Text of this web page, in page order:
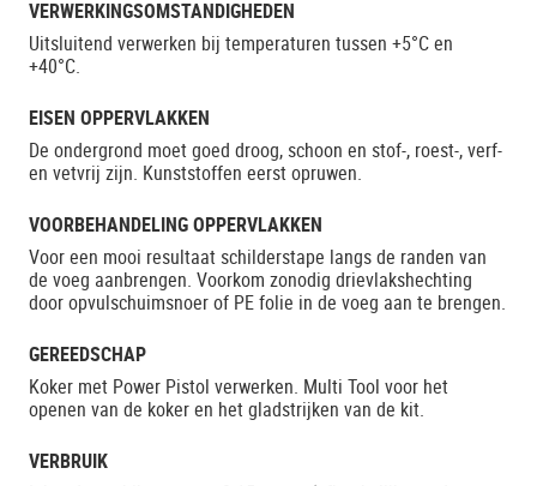
VERWERKINGSOMSTANDIGHEDEN
Uitsluitend verwerken bij temperaturen tussen +5°C en
+40°C.
EISEN OPPERVLAKKEN
De ondergrond moet goed droog, schoon en stof-, roest-, verf-
en vetvrij zijn. Kunststoffen eerst opruwen.
VOORBEHANDELING OPPERVLAKKEN
Voor een mooi resultaat schilderstape langs de randen van
de voeg aanbrengen. Voorkom zonodig drievlakshechting
door opvulschuimsnoer of PE folie in de voeg aan te brengen.
GEREEDSCHAP
Koker met Power Pistol verwerken. Multi Tool voor het
openen van de koker en het gladstrijken van de kit.
VERBRUIK